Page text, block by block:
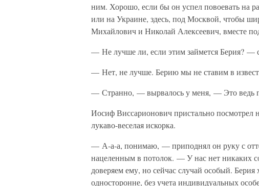
ним. Хорошо, если бы он успел повоевать на
или на Украине, здесь, под Москвой, чтобы
Михайлович и Николай Алексеевич, вместе
— Не лучше ли, если этим займется Берия? —
— Нет, не лучше. Берию мы не ставим в
— Странно, — вырвалось у меня, — Это ведь
Иосиф Виссарионович пристально посмотрел
лукаво-веселая искорка.
— А-а-а, понимаю, — приподнял он руку с
нацеленным в потолок. — У нас нет никаких
доверяем ему, но сейчас случай особый.
односторонне, без учета индивидуальных